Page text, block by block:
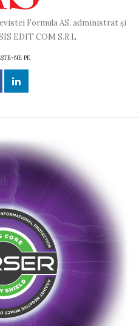
Formula AS, administrat și
EDIT COM S.R.L
NE PE